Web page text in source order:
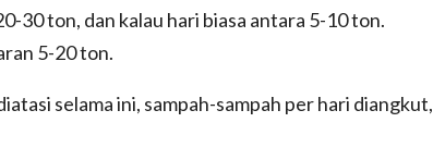
30 ton, dan kalau hari biasa antara 5-10 ton.
5-20 ton.
selama ini, sampah-sampah per hari diangkut,